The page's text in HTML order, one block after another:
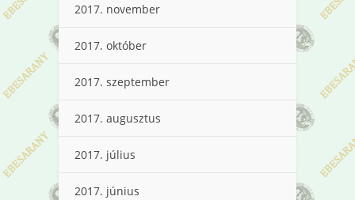
2017. november
2017. október
2017. szeptember
2017. augusztus
2017. július
2017. június